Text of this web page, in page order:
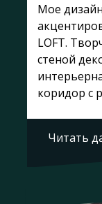
Мое
LOFT.
стеной
коридор с
Читать